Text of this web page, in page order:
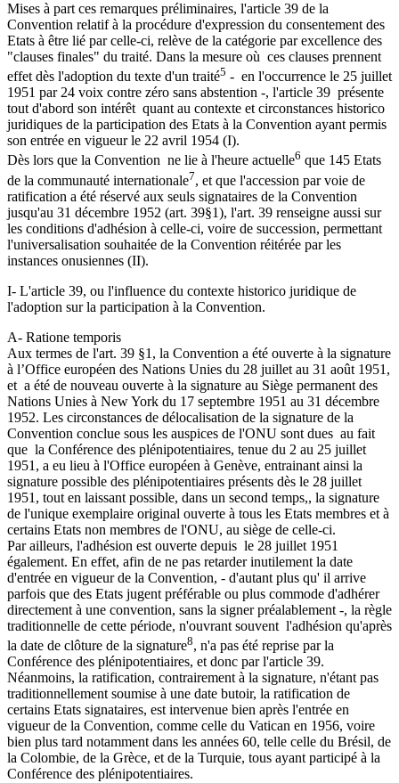
Mises à part ces remarques préliminaires, l'article 39 de la
Convention relatif à la procédure d'expression du consentement des
Etats à être lié par celle-ci, relève de la catégorie par excellence des
"clauses finales" du traité. Dans la mesure où ces clauses prennent
effet dès l'adoption du texte d'un traité5 - en l'occurrence le 25 juillet
1951 par 24 voix contre zéro sans abstention -, l'article 39 présente
tout d'abord son intérêt quant au contexte et circonstances historico
juridiques de la participation des Etats à la Convention ayant permis
son entrée en vigueur le 22 avril 1954 (I).
Dès lors que la Convention ne lie à l'heure actuelle6 que 145 Etats
de la communauté internationale7, et que l'accession par voie de
ratification a été réservé aux seuls signataires de la Convention
jusqu'au 31 décembre 1952 (art. 39§1), l'art. 39 renseigne aussi sur
les conditions d'adhésion à celle-ci, voire de succession, permettant
l'universalisation souhaitée de la Convention réitérée par les
instances onusiennes (II).
I- L'article 39, ou l'influence du contexte historico juridique de
l'adoption sur la participation à la Convention.
A- Ratione temporis
Aux termes de l'art. 39 §1, la Convention a été ouverte à la signature
à l’Office européen des Nations Unies du 28 juillet au 31 août 1951,
et a été de nouveau ouverte à la signature au Siège permanent des
Nations Unies à New York du 17 septembre 1951 au 31 décembre
1952. Les circonstances de délocalisation de la signature de la
Convention conclue sous les auspices de l'ONU sont dues au fait
que la Conférence des plénipotentiaires, tenue du 2 au 25 juillet
1951, a eu lieu à l'Office européen à Genève, entrainant ainsi la
signature possible des plénipotentiaires présents dès le 28 juillet
1951, tout en laissant possible, dans un second temps,, la signature
de l'unique exemplaire original ouverte à tous les Etats membres et à
certains Etats non membres de l'ONU, au siège de celle-ci.
Par ailleurs, l'adhésion est ouverte depuis le 28 juillet 1951
également. En effet, afin de ne pas retarder inutilement la date
d'entrée en vigueur de la Convention, - d'autant plus qu' il arrive
parfois que des Etats jugent préférable ou plus commode d'adhérer
directement à une convention, sans la signer préalablement -, la règle
traditionnelle de cette période, n'ouvrant souvent l'adhésion qu'après
la date de clôture de la signature8, n'a pas été reprise par la
Conférence des plénipotentiaires, et donc par l'article 39.
Néanmoins, la ratification, contrairement à la signature, n'étant pas
traditionnellement soumise à une date butoir, la ratification de
certains Etats signataires, est intervenue bien après l'entrée en
vigueur de la Convention, comme celle du Vatican en 1956, voire
bien plus tard notamment dans les années 60, telle celle du Brésil, de
la Colombie, de la Grèce, et de la Turquie, tous ayant participé à la
Conférence des plénipotentiaires.